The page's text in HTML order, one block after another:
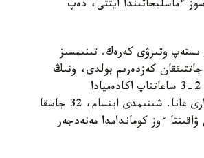
ءماسليحاتىندا ايتتى، دەپ
وتىرۋى كەرەك. تىنىمسىز
كەزدەرىم بولدى، ونىڭ
ۇستىنە كوپ ساپارلايمىن. سونىڭ اراسىندا عىلىمي جەتەكشىممەن جولىعىپ، 2-3 ساعاتتاپ اكادەميادا
سۇحباتتاسقان ۋاقىتتارىم بولدى. بۇل مەنىڭ باپكەرلىگىمنىڭ العاشقى قادامدارى عانا. شىنىمدى ايتسام، 32 جاسقا
ءوز كوماندامدا مەنەدجەر